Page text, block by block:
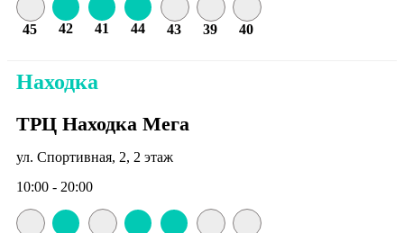
45 42 41 44 43 39 40
Находка
ТРЦ Находка Мега
ул. Спортивная, 2, 2 этаж
10:00 - 20:00